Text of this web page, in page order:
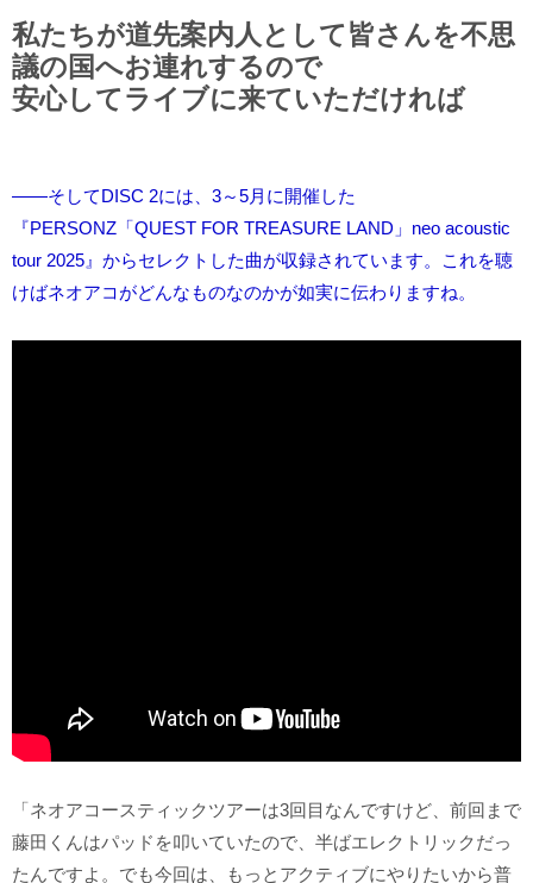
私たちが道先案内人として皆さんを不思
議の国へお連れするので
安心してライブに来ていただければ
――そしてDISC 2には、3～5月に開催した
『PERSONZ「QUEST FOR TREASURE LAND」neo acoustic
tour 2025』からセレクトした曲が収録されています。これを聴
けばネオアコがどんなものなのかが如実に伝わりますね。
「ネオアコースティックツアーは3回目なんですけど、前回まで
藤田くんはパッドを叩いていたので、半ばエレクトリックだっ
たんですよ。でも今回は、もっとアクティブにやりたいから普